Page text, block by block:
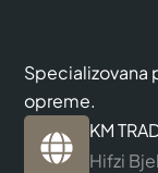
Specializovana
opreme.
KM
Hifzi